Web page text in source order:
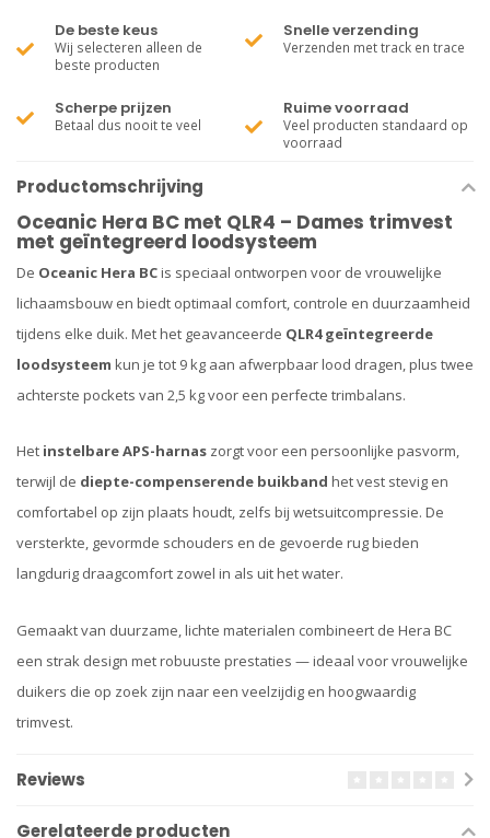
De beste keus
Wij selecteren alleen de
beste producten
Snelle verzending
Verzenden met track en trace
Scherpe prijzen
Betaal dus nooit te veel
Ruime voorraad
Veel producten standaard op
voorraad
Productomschrijving
Oceanic Hera BC met QLR4 – Dames trimvest
met geïntegreerd loodsysteem
De Oceanic Hera BCis speciaal ontworpen voor de vrouwelijke
lichaamsbouw en biedt optimaal comfort, controle en duurzaamheid
tijdens elke duik. Met het geavanceerde QLR4 geïntegreerde
loodsysteem kun je tot 9 kg aan afwerpbaar lood dragen, plus twee
achterste pockets van 2,5 kg voor een perfecte trimbalans.
Het instelbare APS-harnas zorgt voor een persoonlijke pasvorm,
terwijl de diepte-compenserende buikband het vest stevig en
comfortabel op zijn plaats houdt, zelfs bij wetsuitcompressie. De
versterkte, gevormde schouders en de gevoerde rug bieden
langdurig draagcomfort zowel in als uit het water.
Gemaakt van duurzame, lichte materialen combineert de Hera BC
een strak design met robuuste prestaties — ideaal voor vrouwelijke
duikers die op zoek zijn naar een veelzijdig en hoogwaardig
trimvest.
Reviews
Gerelateerde producten